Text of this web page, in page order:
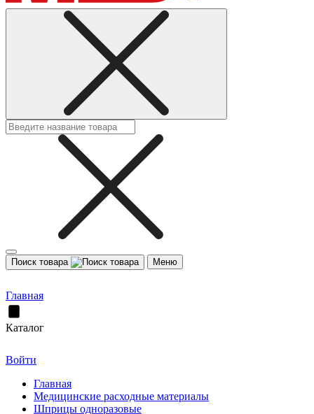
Поиск товара Меню
Главная
Каталог
Войти
Главная
Медицинские расходные материалы
Шприцы одноразовые